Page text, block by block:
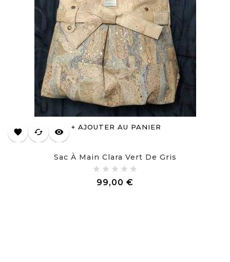
AJOUTER AU PANIER
favorite cached visibility
Sac À Main Clara Vert De Gris
99,00 €